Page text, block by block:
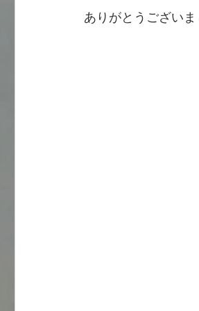
ありがとうござい